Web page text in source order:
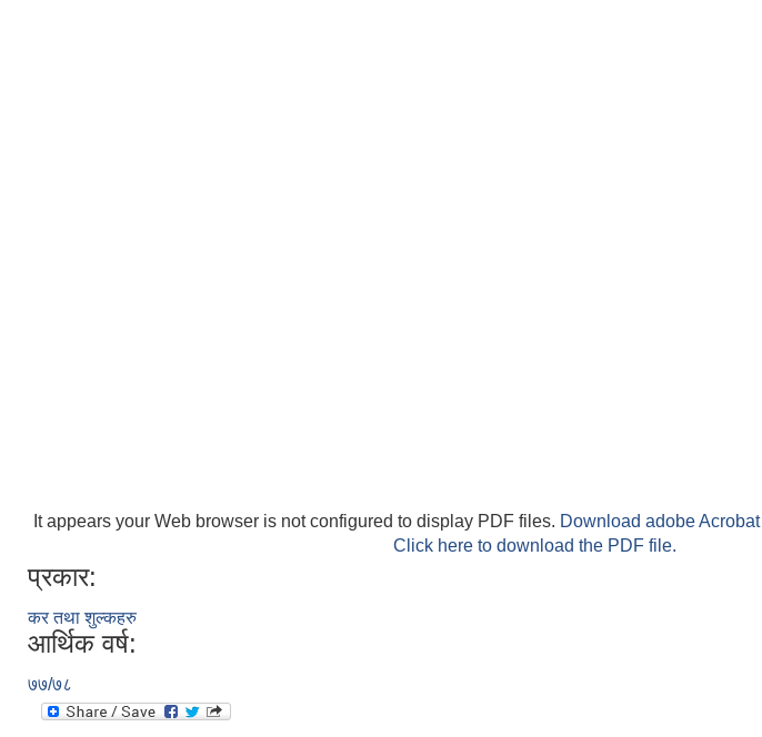
It appears your Web browser is not configured to display PDF files. Download adobe Acrobat
Click here to download the PDF file.
प्रकार:
कर तथा शुल्कहरु
आर्थिक वर्ष:
७७/७८